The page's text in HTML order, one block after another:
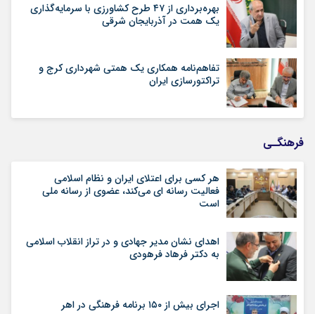
بهره‌برداری از ۴۷ طرح کشاورزی با سرمایه‌گذاری
یک همت در آذربایجان شرقی
تفاهم‌نامه همکاری یک همتی شهرداری کرج و
تراکتورسازی ایران
فرهنگـی
هر کسی برای اعتلای ایران و نظام اسلامی
فعالیت رسانه ای می‌کند، عضوی از رسانه ملی
است
اهدای نشان مدیر جهادی و در تراز انقلاب اسلامی
به دکتر فرهاد فرهودی
اجرای بیش از ۱۵۰ برنامه فرهنگی در اهر